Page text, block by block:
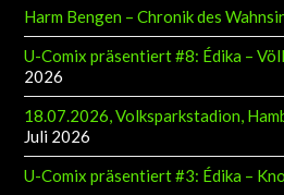
Harm Bengen – Chronik des
U-Comix präsentiert #8: Édika –
2026
18.07.2026, Volksparkstadion,
Juli 2026
U-Comix präsentiert #3: Édika –